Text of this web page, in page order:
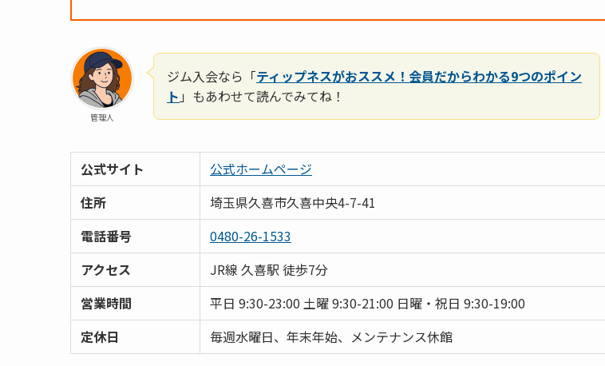
管理人
ジム入会なら「ティップネスがおススメ！会員だからわかる9つのポイン
ト 」もあわせて読んでみてね！
公式サイト
公式ホームページ
住所
埼玉県久喜市久喜中央4-7-41
電話番号
0480-26-1533
アクセス
JR線 久喜駅 徒歩7分
営業時間
平日 9:30-23:00 土曜 9:30-21:00 日曜・祝日 9:30-19:00
定休日
毎週水曜日、年末年始、メンテナンス休館